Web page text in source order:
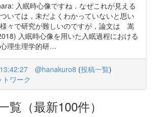
入眠時心像ですね．なぜこれが見える
いては，未だよくわかっていないと思い
々で研究が難しいのですが，論文は 嵩
入眠時心像を用いた入眠過程における
理生理学的研…
@hanakuro8 (投稿一覧)
トワーク
覧（最新100件）